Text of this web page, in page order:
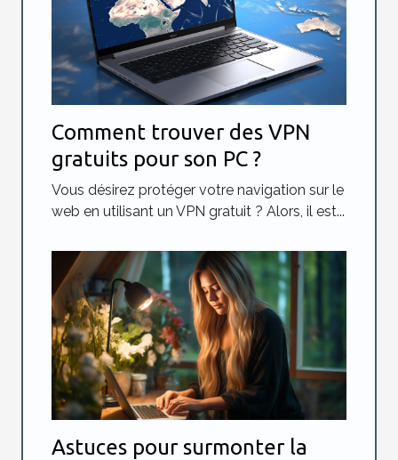
Comment trouver des VPN
gratuits pour son PC ?
Vous désirez protéger votre navigation sur le
web en utilisant un VPN gratuit ? Alors, il est...
Astuces pour surmonter la